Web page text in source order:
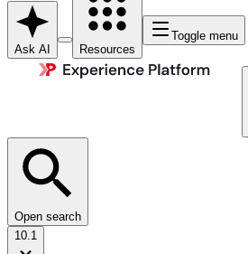
Ask AI Resources
Toggle menu
Open search
10.1